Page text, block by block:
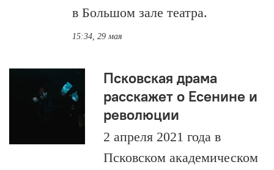
в Большом зале театра.
15:34, 29 мая
Псковская драма
расскажет о Есенине и
революции
2 апреля 2021 года в
Псковском академическом